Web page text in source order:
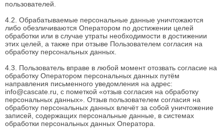
пользователей.
4.2. Обрабатываемые персональные данные уничтожаются
либо обезличиваются Оператором по достижении целей
обработки или в случае утраты необходимости в достижении
этих целей, а также при отзыве Пользователем согласия на
обработку персональных данных.
4.3. Пользователь вправе в любой момент отозвать согласие на
обработку Оператором персональных данных путём
направления письменного уведомления на адрес:
info@cascate.ru, с пометкой «отзыв согласия на обработку
персональных данных». Отзыв пользователем согласия на
обработку персональных данных влечёт за собой уничтожение
записей, содержащих персональные данные, в системах
обработки персональных данных Оператора.